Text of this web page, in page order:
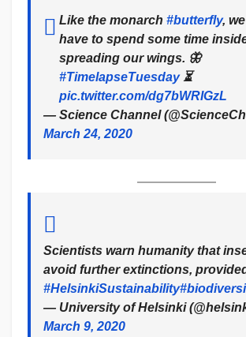
Like the monarch #butterfly,
have to spend some time
spreading our wings. 🦋
#TimelapseTuesday⏳
pic.twitter.com/dg7bWRIGzL
— Science Channel
March 24, 2020
Sci­ent­ists warn hu­man­ity that
avoid further extinctions,
#HelsinkiSustainability
— University of Helsinki
March 9, 2020